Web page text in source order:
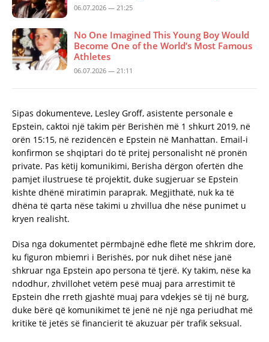
06.07.2026 — 21:25
No One Imagined This Young Boy Would
Become One of the World’s Most Famous
Athletes
06.07.2026 — 21:11
Sipas dokumenteve, Lesley Groff, asistente personale e
Epstein, caktoi një takim për Berishën më 1 shkurt 2019, në
orën 15:15, në rezidencën e Epstein në Manhattan. Email-i
konfirmon se shqiptari do të pritej personalisht në pronën
private. Pas këtij komunikimi, Berisha dërgon ofertën dhe
pamjet ilustruese të projektit, duke sugjeruar se Epstein
kishte dhënë miratimin paraprak. Megjithatë, nuk ka të
dhëna të qarta nëse takimi u zhvillua dhe nëse punimet u
kryen realisht.
Disa nga dokumentet përmbajnë edhe fletë me shkrim dore,
ku figuron mbiemri i Berishës, por nuk dihet nëse janë
shkruar nga Epstein apo persona të tjerë. Ky takim, nëse ka
ndodhur, zhvillohet vetëm pesë muaj para arrestimit të
Epstein dhe rreth gjashtë muaj para vdekjes së tij në burg,
duke bërë që komunikimet të jenë në një nga periudhat më
kritike të jetës së financierit të akuzuar për trafik seksual.